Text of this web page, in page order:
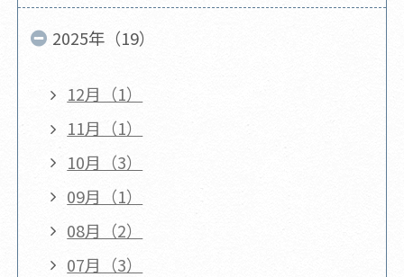
2025年（19）
12月（1）
11月（1）
10月（3）
09月（1）
08月（2）
07月（3）